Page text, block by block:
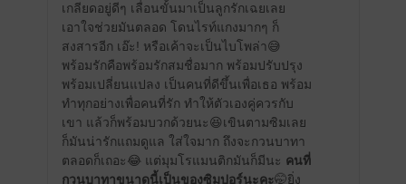
เกลียดอยู่ดีๆ เลื่อนขั้นมาเป็นลูกรักเฉยเลย
เอาใจช่วยมันตลอด โดนไรท์แกงมากๆ ก็
สงสารอีก เอ๊ะ! หรือเค้าจะเป็นไบโพล่า😅
พร้อมรักคือพร้อมรักสมชื่อมาก พร้อมปรับปรุง
พร้อมเปลี่ยนแปลง เป็นคนที่ดีขึ้นเพื่อเธอ พร้อม
ทำทุกอย่างเพื่อคนที่รัก ทำให้ตัวเองคู่ควรกับ
เขา แล้วก็พร้อมบวกด้วยนะ😆เขินตามซิมเลย
ก็มันน่ารักแถมดูแล ใส่ใจมาก ถึงจะกวนบาทา
ตลอดก็เถอะ😂 แต่มุมโรแมนติกมันก็มีนะ คนที่
กวนบาทาขนาดนี้เป็นของซิมปอร์นะคะ🤭ยิ่ง